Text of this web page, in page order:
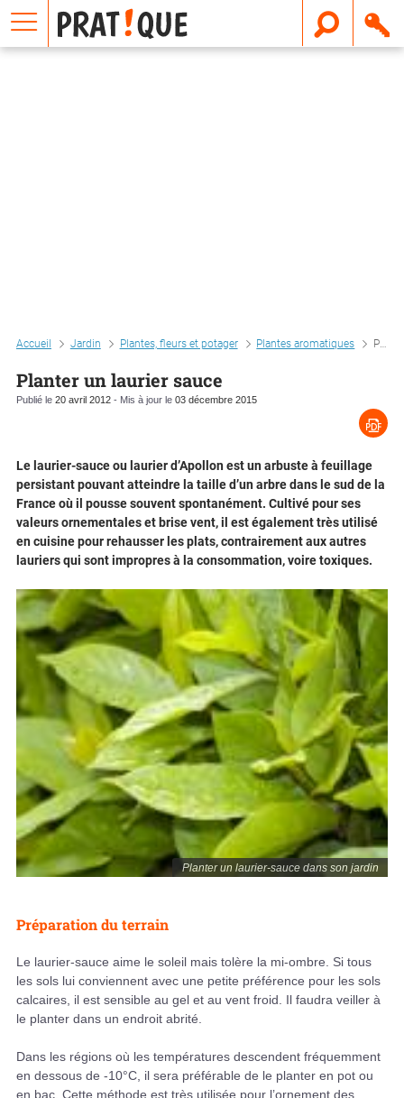
Accueil Jardin Plantes, fleurs et potager Plantes aromatiques Planter un laurier sauce
Planter un laurier sauce
Publié le 20 avril 2012 - Mis à jour le 03 décembre 2015
Planter un laurier-sauce dans son jardin
Le laurier-sauce ou laurier d’Apollon est un arbuste à feuillage
persistant pouvant atteindre la taille d’un arbre dans le sud de la
France où il pousse souvent spontanément. Cultivé pour ses
valeurs ornementales et brise vent, il est également très utilisé
en cuisine pour rehausser les plats, contrairement aux autres
lauriers qui sont impropres à la consommation, voire toxiques.
Préparation du terrain
Le laurier-sauce aime le soleil mais tolère la mi-ombre. Si tous
les sols lui conviennent avec une petite préférence pour les sols
calcaires, il est sensible au gel et au vent froid. Il faudra veiller à
le planter dans un endroit abrité.
Dans les régions où les températures descendent fréquemment
en dessous de -10°C, il sera préférable de le planter en pot ou
en bac. Cette méthode est très utilisée pour l’ornement des
E
m
a